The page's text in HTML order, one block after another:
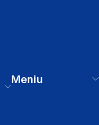
Meniu